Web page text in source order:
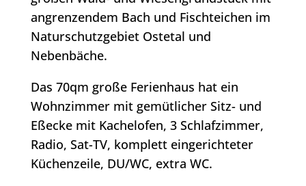
angrenzendem Bach und Fischteichen im
Naturschutzgebiet Ostetal und
Nebenbäche.
Das 70qm große Ferienhaus hat ein
Wohnzimmer mit gemütlicher Sitz- und
Eßecke mit Kachelofen, 3 Schlafzimmer,
Radio, Sat-TV, komplett eingerichteter
Küchenzeile, DU/WC, extra WC.